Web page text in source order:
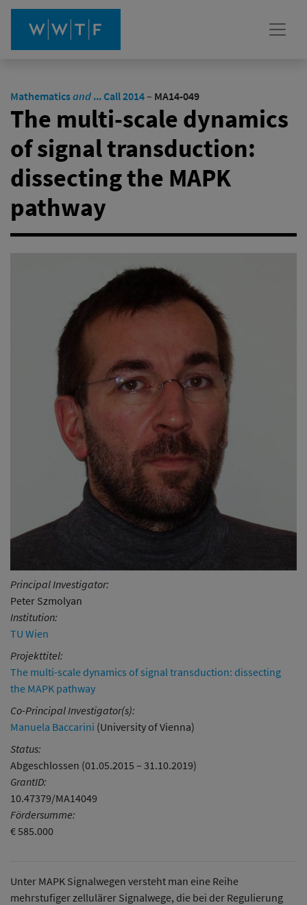
Mathematicsand ... Call 2014– MA14-049
The multi-scale dynamics
of signal transduction:
dissecting the MAPK
pathway
Principal Investigator:
Peter Szmolyan
Institution:
TU Wien
Projekttitel:
The multi-scale dynamics of signal transduction: dissecting
the MAPK pathway
Co-Principal Investigator(s):
Manuela Baccarini (University of Vienna)
Status:
Abgeschlossen (01.05.2015 – 31.10.2019)
GrantID:
10.47379/MA14049
Fördersumme:
€ 585.000
Unter MAPK Signalwegen versteht man eine Reihe
mehrstufiger zellulärer Signalwege, die bei der Regulierung